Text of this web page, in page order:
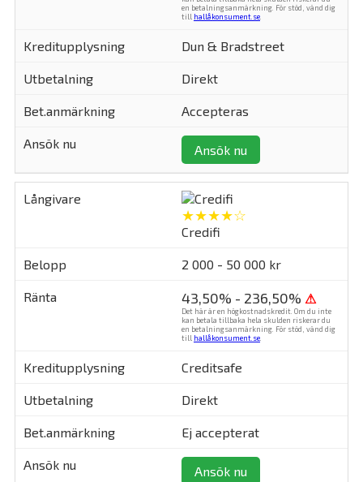
en betalningsanmärkning. För stöd, vänd dig
till hallåkonsument.se
Dun & Bradstreet
Direkt
Accepteras
Ansök nu
★★★★☆
Credifi
2 000 - 50 000 kr
43,50% - 236,50% ⚠
Det här är en högkostnadskredit. Om du inte
kan betala tillbaka hela skulden riskerar du
en betalningsanmärkning. För stöd, vänd dig
till hallåkonsument.se
Creditsafe
Direkt
Ej accepterat
Ansök nu